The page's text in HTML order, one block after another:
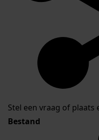
Stel een vraag of
Bestand